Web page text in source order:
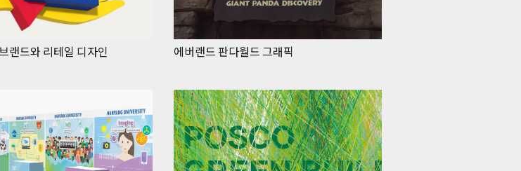
랜드와 리테일 디자인 에버랜드 판다월드 그래픽